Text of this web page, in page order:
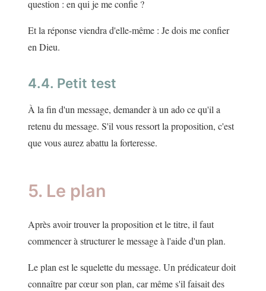
question : en qui je me confie ?
Et la réponse viendra d'elle-même : Je dois me confier
en Dieu.
4.4. Petit test
À la fin d'un message, demander à un ado ce qu'il a
retenu du message. S'il vous ressort la proposition, c'est
que vous aurez abattu la forteresse.
5. Le plan
Après avoir trouver la proposition et le titre, il faut
commencer à structurer le message à l'aide d'un plan.
Le plan est le squelette du message. Un prédicateur doit
connaître par cœur son plan, car même s'il faisait des